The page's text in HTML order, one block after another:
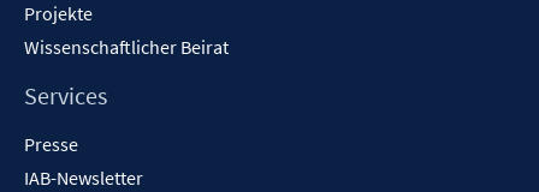
Projekte
Wissenschaftlicher Beirat
Services
Presse
IAB-Newsletter